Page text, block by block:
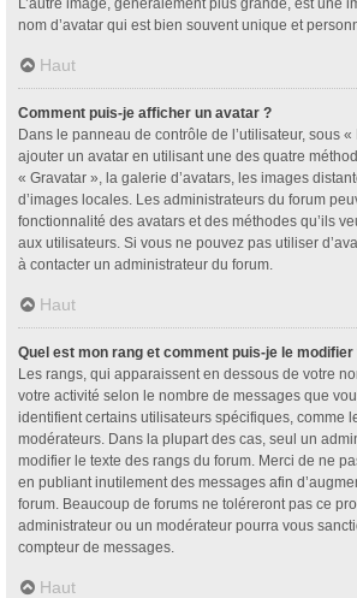
L’autre image, généralement plus grande, est une
nom d’avatar qui est bien souvent unique et
Haut
Comment puis-je afficher un avatar ?
Dans le panneau de contrôle de l’utilisateur, sous
ajouter un avatar en utilisant une des quatre
« Gravatar », la galerie d’avatars, les images
d’images locales. Les administrateurs du forum
fonctionnalité des avatars et des méthodes qu’ils
aux utilisateurs. Si vous ne pouvez pas utiliser
à contacter un administrateur du forum.
Haut
Quel est mon rang et comment puis-je le modifier
Les rangs, qui apparaissent en dessous de votre
votre activité selon le nombre de messages que
identifient certains utilisateurs spécifiques, comme
modérateurs. Dans la plupart des cas, seul un
modifier le texte des rangs du forum. Merci de ne
en publiant inutilement des messages afin
forum. Beaucoup de forums ne toléreront pas ce
administrateur ou un modérateur pourra vous
compteur de messages.
Haut